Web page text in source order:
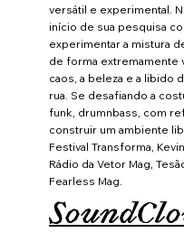
versátil e experimental.
início de sua pesquisa
experimentar a mistura
de forma extremamente
caos, a beleza e a libido
rua. Se desafiando a
funk, drumnbass, com
construir um ambiente
Festival Transforma,
Rádio da Vetor Mag,
Fearless Mag.